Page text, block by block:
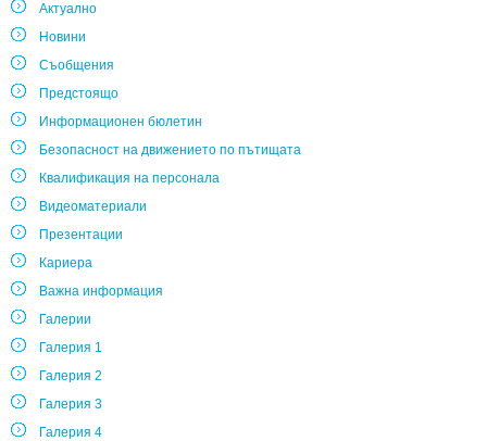
Актуално
Новини
Съобщения
Предстоящо
Информационен бюлетин
Безопасност на движението по пътищата
Квалификация на персонала
Видеоматериали
Презентации
Кариера
Важна информация
Галерии
Галерия 1
Галерия 2
Галерия 3
Галерия 4